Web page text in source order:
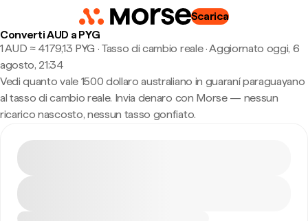
Scarica
Converti AUD a PYG
1 AUD ≈ 4179,13 PYG · Tasso di cambio reale·Aggiornato oggi, 6
agosto, 21:34
Vedi quanto vale 1500 dollaro australiano in guaraní paraguayano
al tasso di cambio reale. Invia denaro con Morse — nessun
ricarico nascosto, nessun tasso gonfiato.